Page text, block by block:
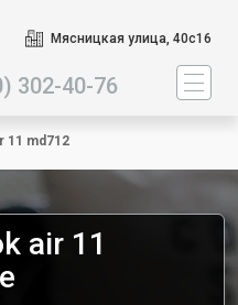
Мясницкая улица, 40с16
302-40-76
11 md712
air 11